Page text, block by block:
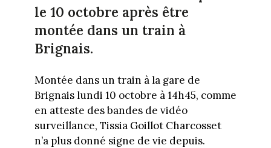
le 10 octobre après être
montée dans un train à
Brignais.
Montée dans un train à la gare de
Brignais lundi 10 octobre à 14h45, comme
en atteste des bandes de vidéo
surveillance, Tissia Goillot Charcosset
n’a plus donné signe de vie depuis.